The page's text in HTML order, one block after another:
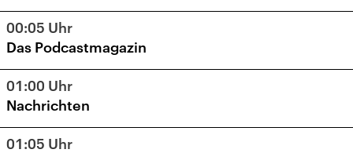
27 28 29 30 31 1 2
00:05 Uhr
Das Podcastmagazin
01:00 Uhr
Nachrichten
01:05 Uhr